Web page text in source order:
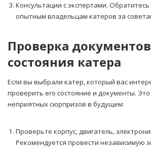
Консультации с экспертами.
опытным владельцам катеров за
Проверка
состояния катера
Если вы выбрали катер, который вас
проверить его состояние и документы.
неприятных сюрпризов в будущем:
Проверьте корпус, двигатель,
Рекомендуется провести независимую